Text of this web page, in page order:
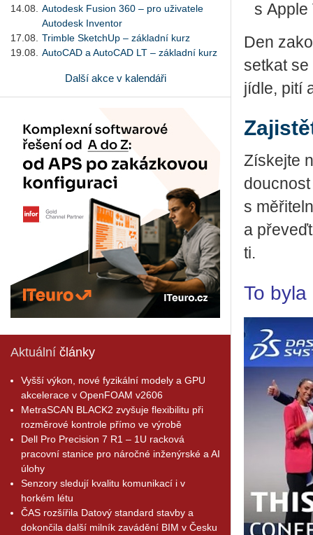
14.08.
Autodesk Fusion 360 – pro uživatele
Autodesk Inventor
17.08.
Trimble SketchUp – základní kurz
19.08.
AutoCAD a AutoCAD LT – základní kurz
Další akce v kalendáři
Aktuální články
Vyšší výkon, nové fyzikální modely a GPU
akcelerace v OpenFOAM v2606
MetraSCAN BLACK2 zvyšuje flexibilitu při
rozměrové kontrole přímo ve výrobě
Dell Pro Precision 7 R1 – 1U racková
pracovní stanice pro náročné inženýrské a AI
úlohy
Senzory sledují kvalitu komunikací i v
horkém létu
ČAS rozšířila Datový standard stavby a
dokončila další milník zavádění BIM v Česku
s Apple
Den
se­tkat
jídle, pití
Zís­kej­te
s
a
ti.
To